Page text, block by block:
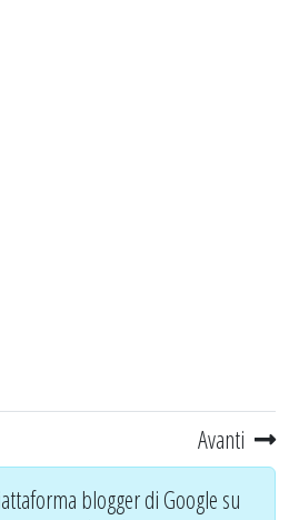
Avanti
blogger di Google su